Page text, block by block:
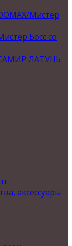
Мистер
Босс со
ЛАТУНЬ
аксессуары